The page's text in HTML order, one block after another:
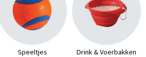
Speeltjes Drink & Voerbakken